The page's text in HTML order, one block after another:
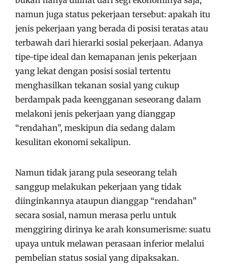
namun juga status pekerjaan tersebut: apakah itu
jenis pekerjaan yang berada di posisi teratas atau
terbawah dari hierarki sosial pekerjaan. Adanya
tipe-tipe ideal dan kemapanan jenis pekerjaan
yang lekat dengan posisi sosial tertentu
menghasilkan tekanan sosial yang cukup
berdampak pada keengganan seseorang dalam
melakoni jenis pekerjaan yang dianggap
“rendahan”, meskipun dia sedang dalam
kesulitan ekonomi sekalipun.
Namun tidak jarang pula seseorang telah
sanggup melakukan pekerjaan yang tidak
diinginkannya ataupun dianggap “rendahan”
secara sosial, namun merasa perlu untuk
menggiring dirinya ke arah konsumerisme: suatu
upaya untuk melawan perasaan inferior melalui
pembelian status sosial yang dipaksakan.